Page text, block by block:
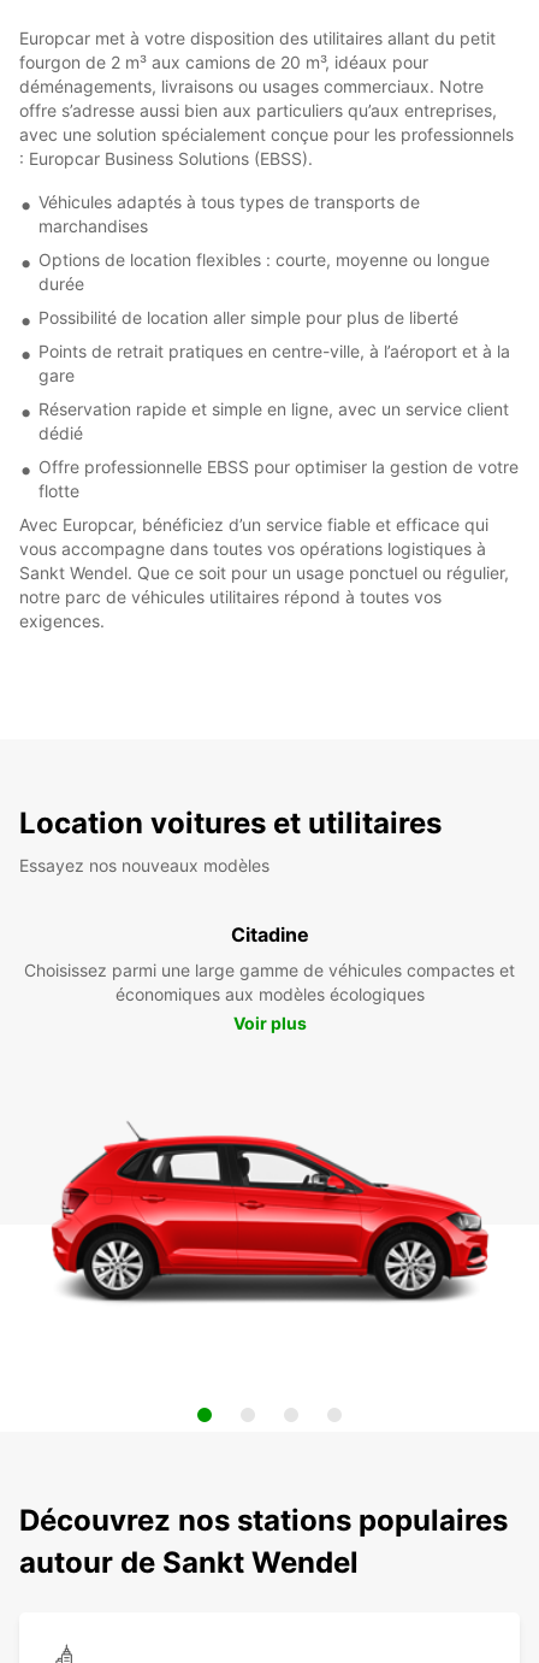
Europcar met à votre disposition des utilitaires allant du petit
fourgon de 2 m³ aux camions de 20 m³, idéaux pour
déménagements, livraisons ou usages commerciaux. Notre
offre s’adresse aussi bien aux particuliers qu’aux entreprises,
avec une solution spécialement conçue pour les professionnels
: Europcar Business Solutions (EBSS).
Véhicules adaptés à tous types de transports de
marchandises
Options de location flexibles : courte, moyenne ou longue
durée
Possibilité de location aller simple pour plus de liberté
Points de retrait pratiques en centre-ville, à l’aéroport et à la
gare
Réservation rapide et simple en ligne, avec un service client
dédié
Offre professionnelle EBSS pour optimiser la gestion de votre
flotte
Avec Europcar, bénéficiez d’un service fiable et efficace qui
vous accompagne dans toutes vos opérations logistiques à
Sankt Wendel. Que ce soit pour un usage ponctuel ou régulier,
notre parc de véhicules utilitaires répond à toutes vos
exigences.
Location voitures et utilitaires
Essayez nos nouveaux modèles
Citadine
Choisissez parmi une large gamme de véhicules compactes et
économiques aux modèles écologiques
Voir plus
Découvrez nos stations populaires
autour de Sankt Wendel